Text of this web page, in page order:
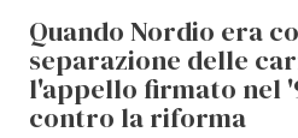
Quando Nordio era
separazione delle
l'appello firmato nel
contro la riforma